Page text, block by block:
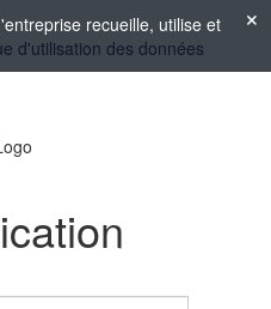
recueille, utilise et
d'utilisation des données